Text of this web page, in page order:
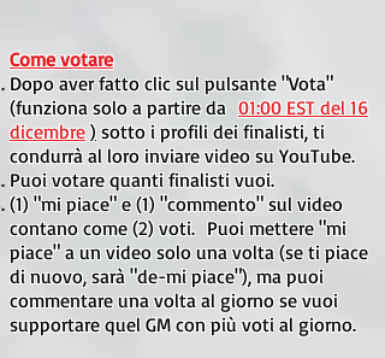
Come votare
Dopo aver fatto clic sul pulsante "Vota"
(funziona solo a partire da 01:00 EST del 16
dicembre ) sotto i profili dei finalisti, ti
condurrà al loro inviare video su YouTube.
Puoi votare quanti finalisti vuoi.
(1) "mi piace" e (1) "commento" sul video
contano come (2) voti. Puoi mettere "mi
piace" a un video solo una volta (se ti piace
di nuovo, sarà "de-mi piace"), ma puoi
commentare una volta al giorno se vuoi
supportare quel GM con più voti al giorno.